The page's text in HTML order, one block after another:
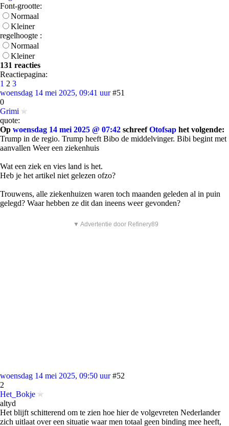
Font-grootte:
Normaal
Kleiner
regelhoogte :
Normaal
Kleiner
131 reacties
Reactiepagina:
1 2 3
woensdag 14 mei 2025, 09:41 uur #51
0
Grimi
quote:
Op woensdag 14 mei 2025 @ 07:42 schreefOtofsap het volgende:
Trump in de regio. Trump heeft Bibo de middelvinger. Bibi begint met
aanvallen Weer een ziekenhuis
Wat een ziek en vies land is het.
Heb je het artikel niet gelezen ofzo?
Trouwens, alle ziekenhuizen waren toch maanden geleden al in puin
gelegd? Waar hebben ze dit dan ineens weer gevonden?
▼ Advertentie door Refinery89
woensdag 14 mei 2025, 09:50 uur #52
2
Het_Bokje
altyd
Het blijft schitterend om te zien hoe hier de volgevreten Nederlander
zich uitlaat over een situatie waar men totaal geen binding mee heeft,